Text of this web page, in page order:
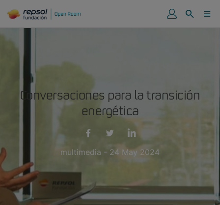
Conversaciones para la transición
energética
multimedia - 24 May 2024